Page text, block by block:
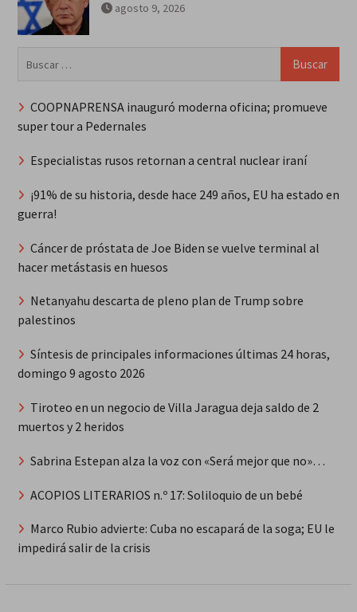
agosto 9, 2026
COOPNAPRENSA inauguró moderna oficina; promueve
super tour a Pedernales
Especialistas rusos retornan a central nuclear iraní
¡91% de su historia, desde hace 249 años, EU ha estado en
guerra!
Cáncer de próstata de Joe Biden se vuelve terminal al
hacer metástasis en huesos
Netanyahu descarta de pleno plan de Trump sobre
palestinos
Síntesis de principales informaciones últimas 24 horas,
domingo 9 agosto 2026
Tiroteo en un negocio de Villa Jaragua deja saldo de 2
muertos y 2 heridos
Sabrina Estepan alza la voz con «Será mejor que no»…
ACOPIOS LITERARIOS n.º 17: Soliloquio de un bebé
Marco Rubio advierte: Cuba no escapará de la soga; EU le
impedirá salir de la crisis